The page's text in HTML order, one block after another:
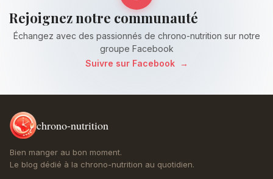
Rejoignez notre communauté
Échangez avec des passionnés de chrono-nutrition sur notre
groupe Facebook
Suivre sur Facebook
→
chrono-nutrition
Bien manger au bon moment.
Le blog dédié à la chrono-nutrition au quotidien.